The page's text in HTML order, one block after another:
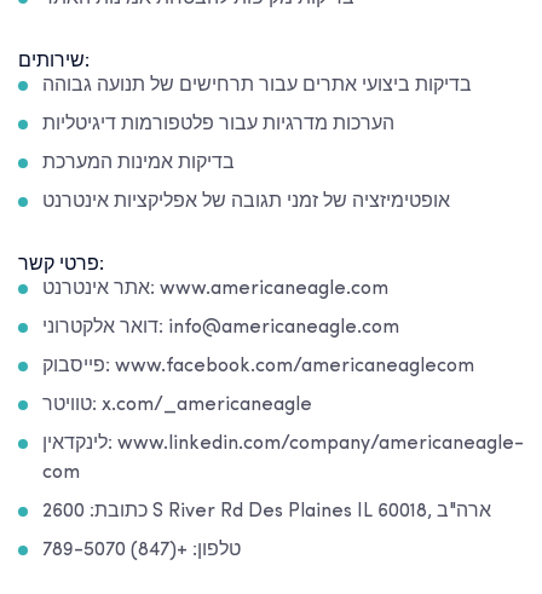
שירותים:
אופטימיזציה של זמני תגובה של אפליקציות אינטרנט
פרטי קשר:
אתר אינטרנט: www.americaneagle.com
דואר אלקטרוני: info@americaneagle.com
פייסבוק: www.facebook.com/americaneaglecom
טוויטר: x.com/_americaneagle
לינקדאין: www.linkedin.com/company/americaneagle-
com
כתובת: 2600 S River Rd Des Plaines IL 60018, ארה"ב
טלפון: +(847) 789-5070